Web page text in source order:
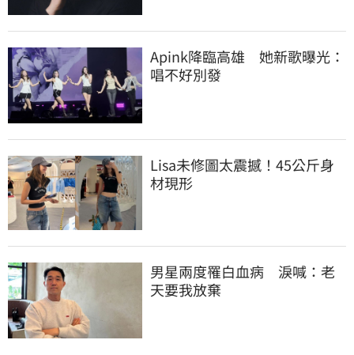
Apink降臨高雄　她新歌曝光：
唱不好別發
Lisa未修圖太震撼！45公斤身
材現形
男星兩度罹白血病　淚喊：老
天要我放棄